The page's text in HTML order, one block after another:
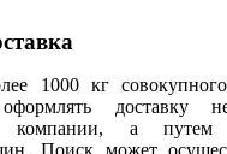
1000 кг
доставку
компании, а путем
Поиск может